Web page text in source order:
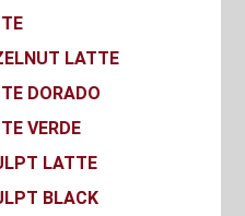
LATTE
DORADO
VERDE
LATTE
BLACK